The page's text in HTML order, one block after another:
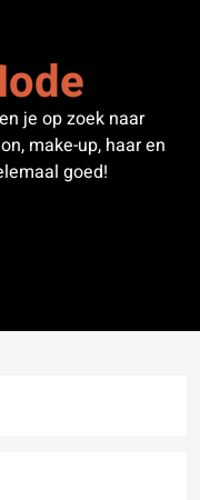
je op zoek naar
make-up, haar en
goed!